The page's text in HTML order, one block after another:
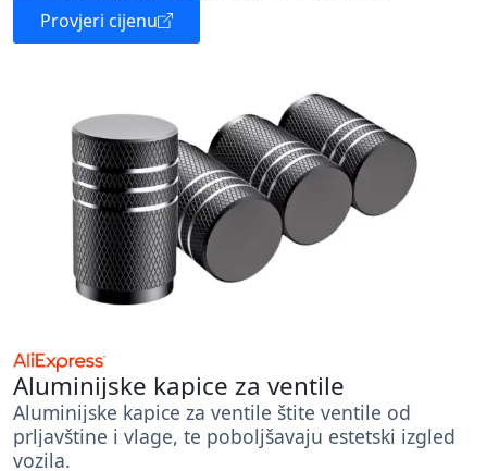
Provjeri cijenu
Aluminijske kapice za ventile
Aluminijske kapice za ventile štite ventile od
prljavštine i vlage, te poboljšavaju estetski izgled
vozila.